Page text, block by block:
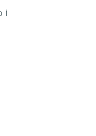
i